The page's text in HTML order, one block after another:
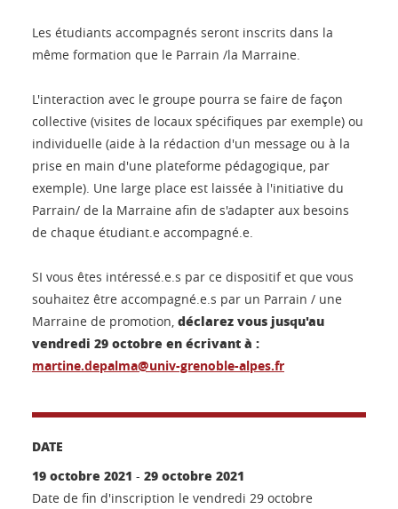
Les étudiants accompagnés seront inscrits dans la
même formation que le Parrain /la Marraine.
L'interaction avec le groupe pourra se faire de façon
collective (visites de locaux spécifiques par exemple) ou
individuelle (aide à la rédaction d'un message ou à la
prise en main d'une plateforme pédagogique, par
exemple). Une large place est laissée à l'initiative du
Parrain/ de la Marraine afin de s'adapter aux besoins
de chaque étudiant.e accompagné.e.
SI vous êtes intéressé.e.s par ce dispositif et que vous
souhaitez être accompagné.e.s par un Parrain / une
Marraine de promotion, déclarez vous jusqu'au
vendredi 29 octobre en écrivant à :
martine.depalma@univ-grenoble-alpes.fr
DATE
19 octobre 2021 - 29 octobre 2021
Date de fin d'inscription le vendredi 29 octobre